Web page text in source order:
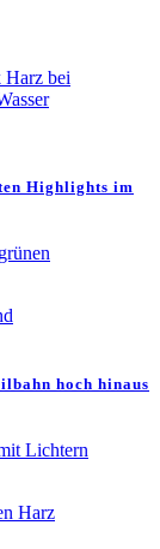
Highlights im
hoch hinaus
Harz